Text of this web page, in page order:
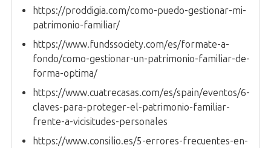
https://proddigia.com/como-puedo-gestionar-mi-
patrimonio-familiar/
https://www.fundssociety.com/es/formate-a-
fondo/como-gestionar-un-patrimonio-familiar-de-
forma-optima/
https://www.cuatrecasas.com/es/spain/eventos/6-
claves-para-proteger-el-patrimonio-familiar-
frente-a-vicisitudes-personales
https://www.consilio.es/5-errores-frecuentes-en-